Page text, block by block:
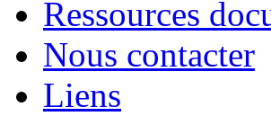
Ressources
Nous contacter
Liens